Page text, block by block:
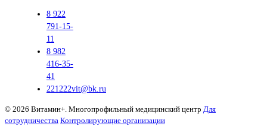
8 922
791-15-
11
8 982
416-35-
41
221222vit@bk.ru
© 2026 Витамин+. Многопрофильный медицинский центр Для
сотрудничества Контролирующие организации